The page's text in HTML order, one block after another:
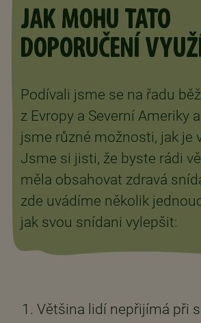
JAK MOHU TATO
DOPORUČENÍ
Podívali jsme se na řadu
z Evropy a Severní Ameriky
jsme různé možnosti, jak je
Jsme si jisti, že byste rádi
měla obsahovat zdravá
zde uvádíme několik
jak svou snídani vylepšit:
1. Většina lidí nepřijímá při